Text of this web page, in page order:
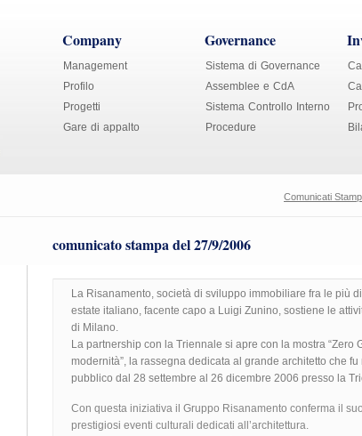
Company
Management
Profilo
Progetti
Gare di appalto
Governance
Sistema di Governance
Assemblee e CdA
Sistema Controllo Interno
Procedure
Comunicati
comunicato stampa del 27/9/2006
La Risanamento, società di sviluppo immobiliare fra le più
estate italiano, facente capo a Luigi Zunino, sostiene le
di Milano.
La partnership con la Triennale si apre con la mostra “Zero
modernità”, la rassegna dedicata al grande architetto che
pubblico dal 28 settembre al 26 dicembre 2006 presso la
Con questa iniziativa il Gruppo Risanamento conferma il
prestigiosi eventi culturali dedicati all’architettura.